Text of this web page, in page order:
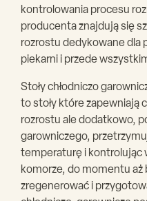
kontrolowania procesu
producenta znajdują się
rozrostu dedykowane dla
piekarni i przede
Stoły chłodniczo
to stoły które zapewniają
rozrostu ale dodatkowo,
garowniczego,
temperaturę i kontrolując
komorze, do momentu
zregenerować i